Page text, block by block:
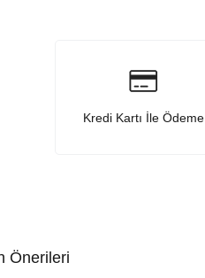
Kredi Kartı İle Ödeme
Önerileri